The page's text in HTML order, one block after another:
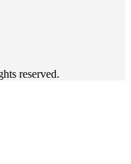
reserved.